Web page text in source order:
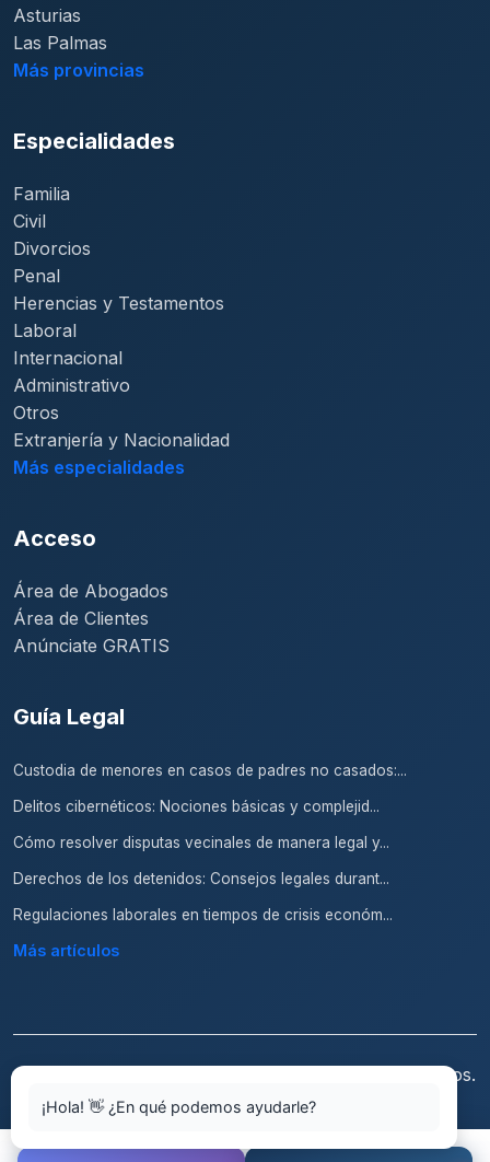
Asturias
Las Palmas
Más provincias
Especialidades
Familia
Civil
Divorcios
Penal
Herencias y Testamentos
Laboral
Internacional
Administrativo
Otros
Extranjería y Nacionalidad
Más especialidades
Acceso
Área de Abogados
Área de Clientes
Anúnciate GRATIS
Guía Legal
Custodia de menores en casos de padres no casados:...
Delitos cibernéticos: Nociones básicas y complejid...
Cómo resolver disputas vecinales de manera legal y...
Derechos de los detenidos: Consejos legales durant...
Regulaciones laborales en tiempos de crisis económ...
Más artículos
© 2026 Abogados.top. Todos los derechos reservados.
Aviso Legal Condiciones de Uso
¡Hola! 👋 ¿En qué podemos ayudarle?